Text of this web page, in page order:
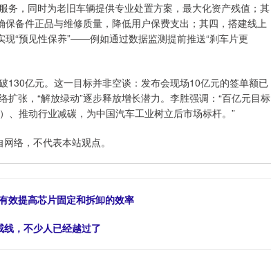
，同时为老旧车辆提供专业处置方案，最大化资产残值；其
备件正品与维修质量，降低用户保费支出；其四，搭建线上
现“预见性保养”——例如通过数据监测提前推送“刹车片更
130亿元。这一目标并非空谈：发布会现场10亿元的签单额已
张，“解放绿动”逐步释放增长潜力。李胜强调：“百亿元目标
、推动行业减碳，为中国汽车工业树立后市场标杆。”
络，不代表本站观点。
效提高芯片固定和拆卸的效率
，不少人已经越过了